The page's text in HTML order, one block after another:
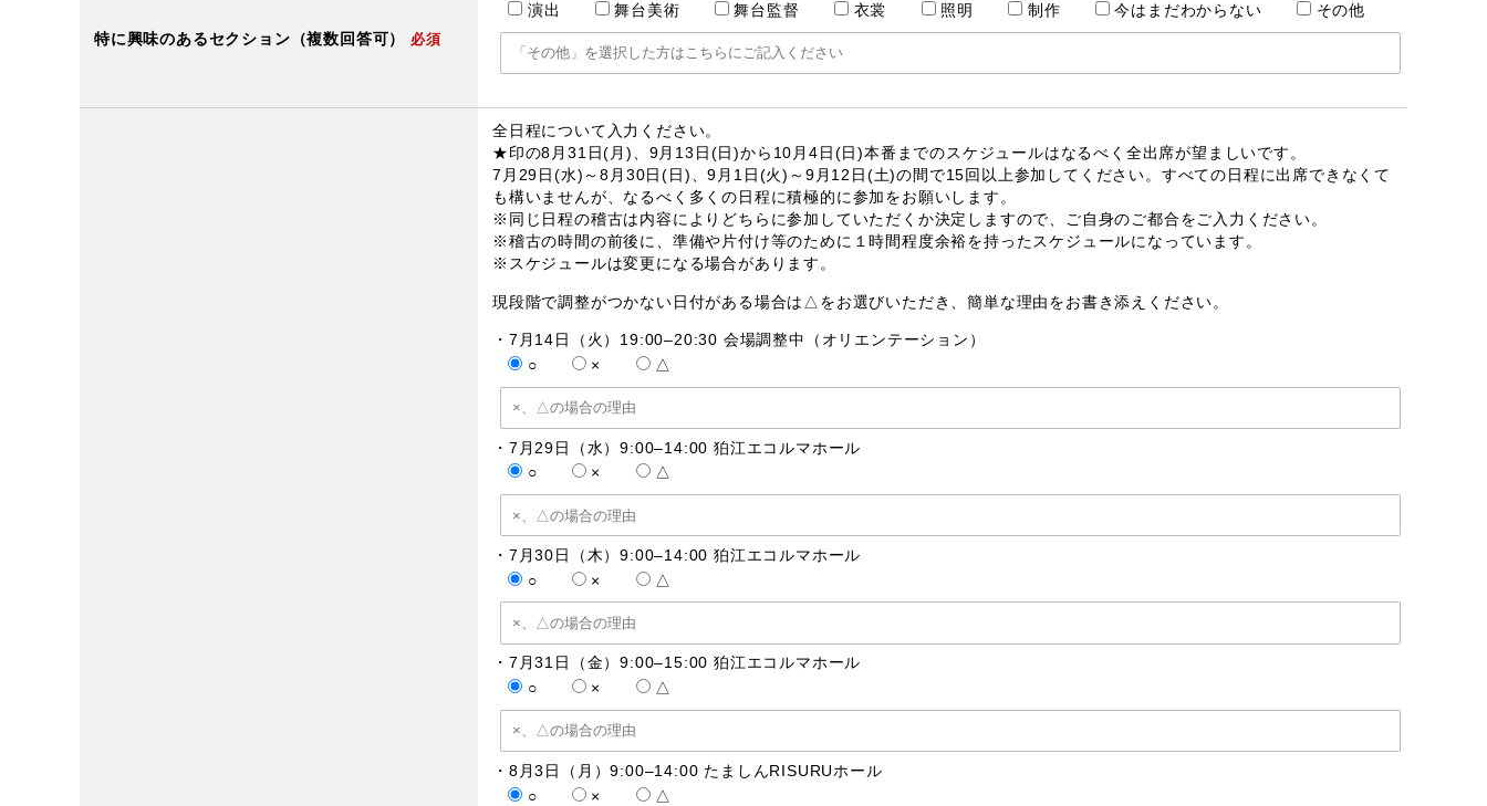
特に興味のあるセクション（複数回答可） 必須
演出 舞台美術 舞台監督 衣裳 照明 制作 今はまだわからない その他
全日程について入力ください。
★印の8月31日(月)、9月13日(日)から10月4日(日)本番までのスケジュールはなるべく全出席が望ましいです。
7月29日(水)～8月30日(日)、9月1日(火)～9月12日(土)の間で15回以上参加してください。すべての日程に出席できなくて
も構いませんが、なるべく多くの日程に積極的に参加をお願いします。
※同じ日程の稽古は内容によりどちらに参加していただくか決定しますので、ご自身のご都合をご入力ください。
※稽古の時間の前後に、準備や片付け等のために１時間程度余裕を持ったスケジュールになっています。
※スケジュールは変更になる場合があります。
現段階で調整がつかない日付がある場合は△をお選びいただき、簡単な理由をお書き添えください。
・7月14日（火）19:00–20:30 会場調整中（オリエンテーション）
○
× △
・7月29日（水）9:00–14:00 狛江エコルマホール
○
× △
・7月30日（木）9:00–14:00 狛江エコルマホール
○
× △
・7月31日（金）9:00–15:00 狛江エコルマホール
○
× △
・8月3日（月）9:00–14:00 たましんRISURUホール
○
× △